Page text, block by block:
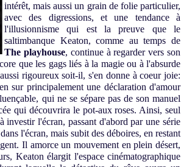
intérêt, mais aussi un grain de folie particulier,
avec des digressions, et une tendance à
l'illusionnisme qui est la preuve que le
saltimbanque Keaton, comme au temps de
The playhouse, continue à regarder vers son
que les gags liés à la magie ou à l'absurde
rigoureux soit-il, s'en donne à coeur joie:
sur principalement une déclaration d'amour
qui ne se sépare pas de son manuel
qui découvrira le pot-aux roses. Ainsi, seul
l'écran, passant d'abord par une série
l'écran, mais subit des déboires, en restant
Il amorce un mouvement en plein désert,
Keaton élargit l'espace cinématographique